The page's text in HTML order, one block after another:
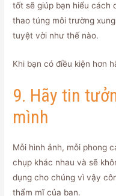
tốt sẽ giúp bạn hiểu cách
thao túng môi trường
tuyệt vời như thế nào.
Khi bạn có điều kiện hơn
9. Hãy tin
mình
Mỗi hình ảnh, mỗi phong
chụp khác nhau và sẽ
dụng cho chúng vì vậy
thẩm mĩ của bạn.